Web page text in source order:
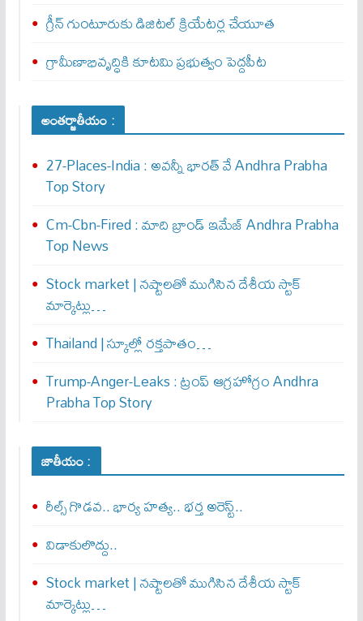
గ్రీన్ గుంటూరుకు డిజిటల్ క్రియేటర్ల చేయూత
గ్రామీణాభివృద్ధికి కూటమి ప్రభుత్వం పెద్దపీట
అంతర్జాతీయం :
27-Places-India : అవ‌న్నీ భార‌త్ వే Andhra Prabha
Top Story
Cm-Cbn-Fired : మాది బ్రాండ్ ఇమేజ్ Andhra Prabha
Top News
Stock market | నష్టాలతో ముగిసిన దేశీయ స్టాక్
మార్కెట్లు…
Thailand | స్కూల్లో రక్తపాతం…
Trump-Anger-Leaks : ట్రంప్ ఆగ్ర‌హోగ్రం Andhra
Prabha Top Story
జాతీయం :
రీల్స్ గొడవ.. భార్య హత్య.. భర్త అరెస్ట్..
విడాకులొద్దు..
Stock market | నష్టాలతో ముగిసిన దేశీయ స్టాక్
మార్కెట్లు…